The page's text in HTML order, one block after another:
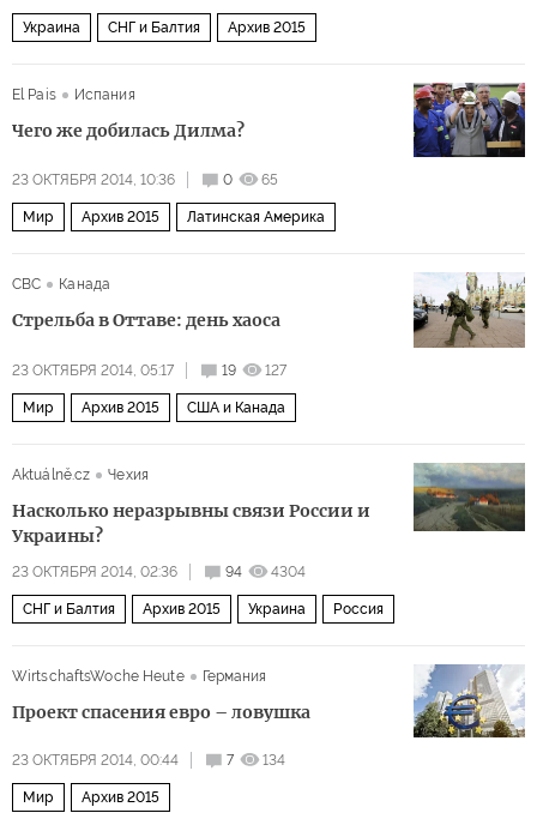
Украина СНГ и Балтия Архив 2015
El Pais Испания
Чего же добилась Дилма?
23 ОКТЯБРЯ 2014, 10:36 0 65
Мир Архив 2015 Латинская Америка
CBC Канада
Стрельба в Оттаве: день хаоса
23 ОКТЯБРЯ 2014, 05:17 19 127
Мир Архив 2015 США и Канада
Aktuálně.cz Чехия
Насколько неразрывны связи России и
Украины?
23 ОКТЯБРЯ 2014, 02:36 94 4304
СНГ и Балтия Архив 2015 Украина Россия
WirtschaftsWoche Heute Германия
Проект спасения евро – ловушка
23 ОКТЯБРЯ 2014, 00:44 7 134
Мир Архив 2015